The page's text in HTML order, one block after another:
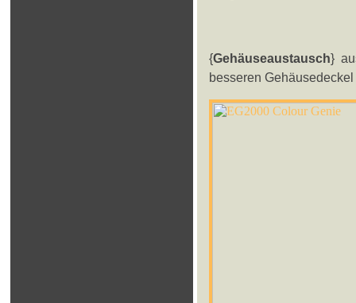
{Gehäuseaustausch}
besseren